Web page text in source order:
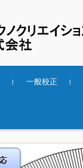
一般校正